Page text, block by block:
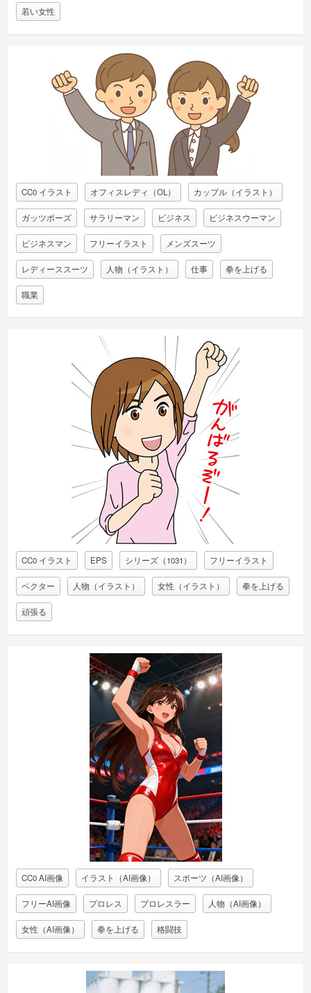
若い女性
CC0 イラスト オフィスレディ（OL） カップル（イラスト）
ガッツポーズ サラリーマン ビジネス ビジネスウーマン
ビジネスマン フリーイラスト メンズスーツ
レディーススーツ 人物（イラスト） 仕事 拳を上げる
職業
CC0 イラスト EPS シリーズ（1031） フリーイラスト
ベクター 人物（イラスト） 女性（イラスト） 拳を上げる
頑張る
CC0 AI画像 イラスト（AI画像） スポーツ（AI画像）
フリーAI画像 プロレス プロレスラー 人物（AI画像）
女性（AI画像） 拳を上げる 格闘技